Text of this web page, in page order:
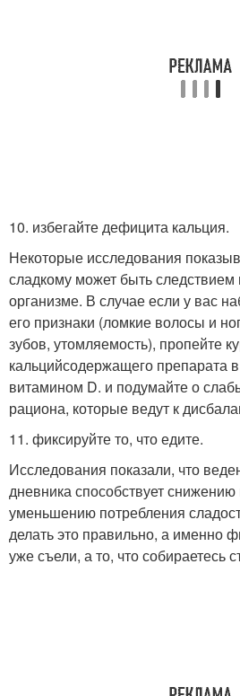
10. избегайте дефицита кальция.
Некоторые исследования
сладкому может быть следствием
организме. В случае если у вас
его признаки (ломкие волосы и
зубов, утомляемость), пропейте
кальцийсодержащего препарата
витамином D. и подумайте о
рациона, которые ведут к
11. фиксируйте то, что едите.
Исследования показали, что
дневника способствует снижению
уменьшению потребления
делать это правильно, а именно
уже съели, а то, что собираетесь